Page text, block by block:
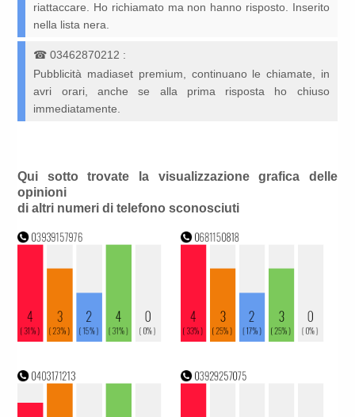
riattaccare. Ho richiamato ma non hanno risposto. Inserito
nella lista nera.
☎03462870212 :
Pubblicità madiaset premium, continuano le chiamate, in
avri orari, anche se alla prima risposta ho chiuso
immediatamente.
Qui sotto trovate la visualizzazione grafica delle
opinioni
di altri numeri di telefono sconosciuti